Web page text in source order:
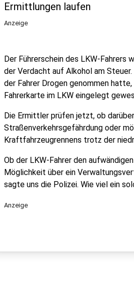
Ermittlungen laufen
Anzeige
Der Führerschein des LKW-
der Verdacht auf Alkohol am
der Fahrer Drogen genommen
Fahrerkarte im LKW eingelegt
Die Ermittler prüfen jetzt, ob
Straßenverkehrsgefährdung oder
Kraftfahrzeugrennens trotz der
Ob der LKW-Fahrer den
Möglichkeit über ein
sagte uns die Polizei. Wie viel ein
Anzeige